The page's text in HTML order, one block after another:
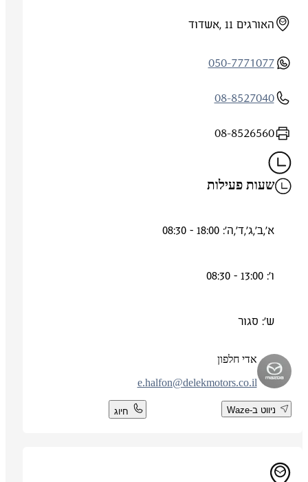
האורגים 11 ,אשדוד
050-7771077
08-8527040
08-8526560
שעות פעילות
א',ב',ג',ד',ה': 18:00 - 08:30
ש': סגור
אדי חלפון
e.halfon@delekmotors.co.il
ניווט ב-Waze חיוג